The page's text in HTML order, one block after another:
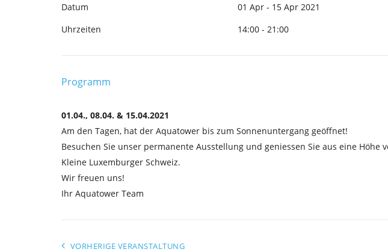
Datum
01 Apr - 15 Apr 2021
Uhrzeiten
14:00 - 21:00
Programm
01.04., 08.04. & 15.04.2021
Am den Tagen, hat der Aquatower bis zum Sonnenuntergang geöffnet!
Besuchen Sie unser permanente Ausstellung und geniessen Sie aus eine
Kleine Luxemburger Schweiz.
Wir freuen uns!
Ihr Aquatower Team
VORHERIGE VERANSTALTUNG